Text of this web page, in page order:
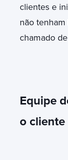
clientes e
não
chamado
Equipe
o cliente